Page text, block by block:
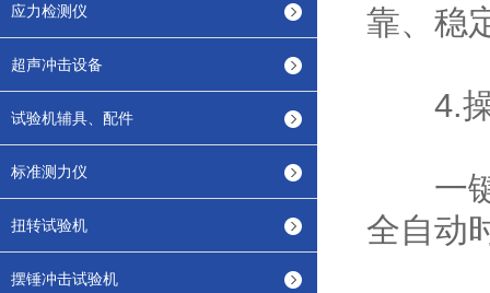
应力检测仪
超声冲击设备
试验机辅具、配件
标准测力仪
扭转试验机
摆锤冲击试验机
靠、稳
4.操
一键
全自动